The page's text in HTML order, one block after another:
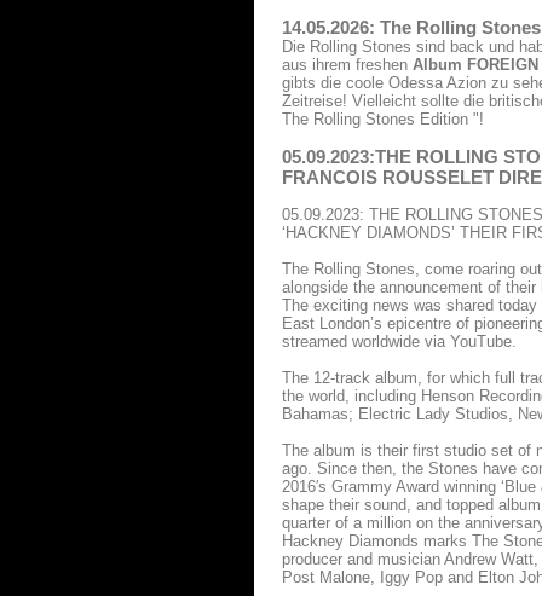
14.05.2026: The Rolling
Die Rolling Stones sind back und
aus ihrem freshen Album
gibts die coole Odessa Azion zu
Zeitreise! Vielleicht sollte die
The Rolling Stones Edition "!
05.09.2023:THE ROLLING
FRANCOIS ROUSSELET
05.09.2023: THE ROLLING
‘HACKNEY DIAMONDS’ THEIR
The Rolling Stones, come roaring
alongside the announcement of
The exciting news was shared
East London’s epicentre of
streamed worldwide via YouTube.
The 12-track album, for which full
the world, including Henson
Bahamas; Electric Lady Studios,
The album is their first studio set of
ago. Since then, the Stones have
2016′s Grammy Award winning
shape their sound, and topped
quarter of a million on the
Hackney Diamonds marks The
producer and musician Andrew
Post Malone, Iggy Pop and Elton